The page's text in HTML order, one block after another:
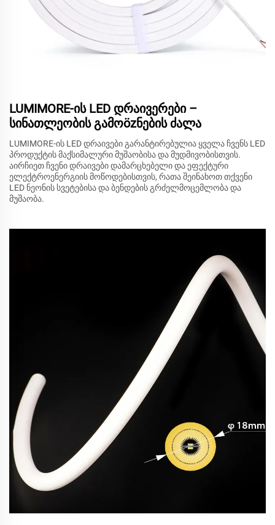
LUMIMORE-ის LED დრაივერები –
სინათლეობის გამოözნების ძალა
LUMIMORE-ის LED დრაივები გარანტირებულია ყველა ჩვენს LED
პროდუქტის მაქსიმალური მუშაობისა და მუდმივობისთვის.
აირჩიეთ ჩვენი დრაივები დამარცხებელი და ეფექტური
ელექტროენერგიის მოწოდებისთვის, რათა შეინახოთ თქვენი
LED ნეონის სვეტებისა და ბენდების გრძელმოცემლობა და
მუშაობა.